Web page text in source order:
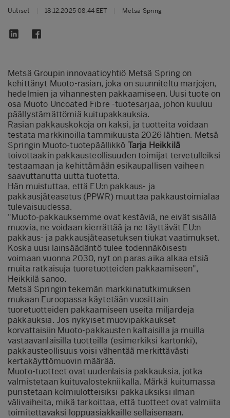
Uutiset 18.12.2025 08:44 EET Metsä Spring
Metsä Groupin innovaatioyhtiö Metsä Spring on
kehittänyt Muoto-rasian, joka on suunniteltu marjojen,
hedelmien ja vihannesten pakkaamiseen. Uusi tuote on
osa Muoto Uncoated Fibre -tuotesarjaa, johon kuuluu
päällystämättömiä kuitupakkauksia.
Rasian pakkauskokoja on kaksi, ja tuotteita voidaan
testata markkinoilla tammikuusta 2026 lähtien. Metsä
Springin Muoto-tuotepäällikkö Tarja Heikkilä
toivottaakin pakkausteollisuuden toimijat tervetulleiksi
testaamaan ja kehittämään esikaupallisen vaiheen
saavuttanutta uutta tuotetta.
Hän muistuttaa, että EU:n pakkaus- ja
pakkausjäteasetus (PPWR) muuttaa pakkaustoimialaa
tulevaisuudessa.
"Muoto-pakkauksemme ovat kestäviä, ne eivät sisällä
muovia, ne voidaan kierrättää ja ne täyttävät EU:n
pakkaus- ja pakkausjäteasetuksen tiukat vaatimukset.
Koska uusi lainsäädäntö tulee todennäköisesti
voimaan vuonna 2030, nyt on paras aika alkaa etsiä
muita ratkaisuja tuoretuotteiden pakkaamiseen",
Heikkilä sanoo.
Metsä Springin tekemän markkinatutkimuksen
mukaan Euroopassa käytetään vuosittain
tuoretuotteiden pakkaamiseen useita miljardeja
pakkauksia. Jos nykyiset muovipakkaukset
korvattaisiin Muoto-pakkausten kaltaisilla ja muilla
vastaavanlaisilla tuotteilla (esimerkiksi kartonki),
pakkausteollisuus voisi vähentää merkittävästi
kertakäyttömuovin määrää.
Muoto-tuotteet ovat uudenlaisia pakkauksia, jotka
valmistetaan kuituvalostekniikalla. Märkä kuitumassa
puristetaan kolmiulotteisiksi pakkauksiksi ilman
välivaiheita, mikä tarkoittaa, että tuotteet ovat valmiita
toimitettavaksi loppuasiakkaille sellaisenaan.